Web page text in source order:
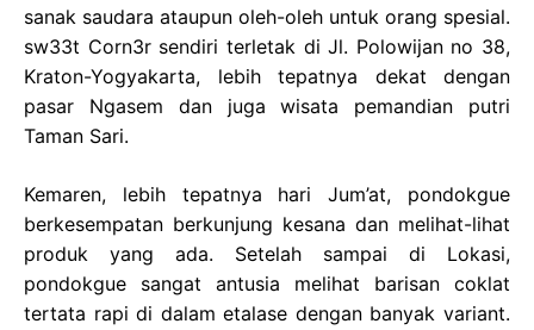
sanak saudara ataupun oleh-oleh untuk orang spesial.
sw33t Corn3r sendiri terletak di Jl. Polowijan no 38,
Kraton-Yogyakarta, lebih tepatnya dekat dengan
pasar Ngasem dan juga wisata pemandian putri
Taman Sari.
Kemaren, lebih tepatnya hari Jum’at, pondokgue
berkesempatan berkunjung kesana dan melihat-lihat
produk yang ada. Setelah sampai di Lokasi,
pondokgue sangat antusia melihat barisan coklat
tertata rapi di dalam etalase dengan banyak variant.